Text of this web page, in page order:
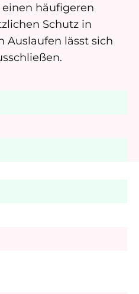
häufigeren
Schutz in
Auslaufen lässt sich